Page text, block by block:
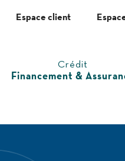
Espace client
Crédit
Financement &